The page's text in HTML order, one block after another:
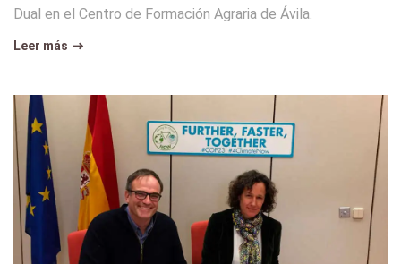
Dual en el Centro de Formación Agraria de Ávila.
Leer más